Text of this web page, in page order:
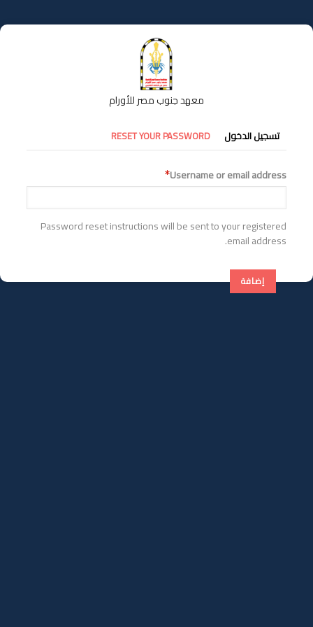
إلى
المحتوى
معهد جنوب مصر للأورام
التبويبات
الأساسية
تسجيل الدخول RESET YOUR PASSWORD
Username or email address
Password reset instructions will be sent to your registered
email address.